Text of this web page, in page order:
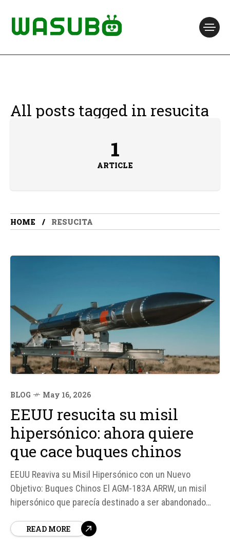
All posts tagged in resucita
1
ARTICLE
HOME RESUCITA
BLOG May 16, 2026
EEUU resucita su misil
hipersónico: ahora quiere
que cace buques chinos
EEUU Reaviva su Misil Hipersónico con un Nuevo
Objetivo: Buques Chinos El AGM-183A ARRW, un misil
hipersónico que parecía destinado a ser abandonado
con un nuevo objetivo: perseguir buques chinos en el
READ MORE